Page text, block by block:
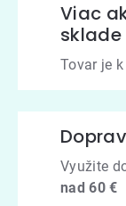
Viac
sklade
Tovar je
Využite
nad 60 €